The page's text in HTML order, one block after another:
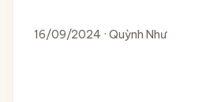
16/09/2024 · Quỳnh Như